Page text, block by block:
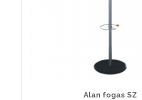
Alan fogas SZ